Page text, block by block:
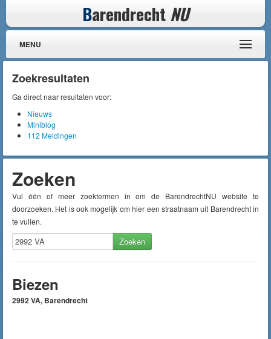
Barendrecht NU
MENU
Zoekresultaten
Ga direct naar resultaten voor:
Nieuws
Miniblog
112 Meldingen
Zoeken
Vul één of meer zoektermen in om de BarendrechtNU website te
doorzoeken. Het is ook mogelijk om hier een straatnaam uit Barendrecht in
te vullen.
Zoeken
Biezen
2992 VA, Barendrecht